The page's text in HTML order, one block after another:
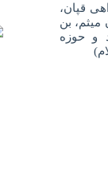
قپان،
میثم، بن
8، مسجد و حوزه